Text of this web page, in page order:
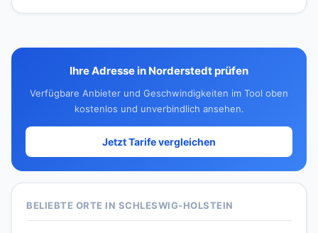
Ihre Adresse in Norderstedt prüfen
Verfügbare Anbieter und Geschwindigkeiten im Tool oben
kostenlos und unverbindlich ansehen.
Jetzt Tarife vergleichen
BELIEBTE ORTE IN SCHLESWIG-HOLSTEIN